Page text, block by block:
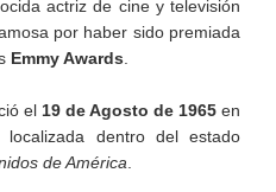
actriz de cine y televisión
por haber sido premiada
Emmy Awards
el 19 de Agosto de 1965 en
localizada dentro del estado
de América